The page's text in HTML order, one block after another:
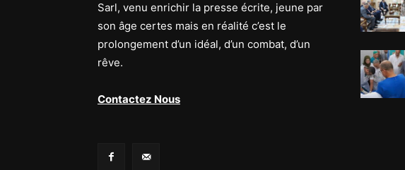
Sarl, venu enrichir la presse écrite, jeune par
son âge certes mais en réalité c’est le
prolongement d’un idéal, d’un combat, d’un
rêve.
Contactez Nous